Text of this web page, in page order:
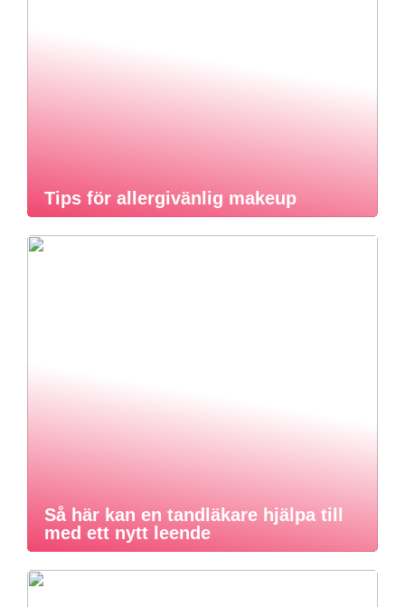
Tips för allergivänlig makeup
Så här kan en tandläkare hjälpa till
med ett nytt leende